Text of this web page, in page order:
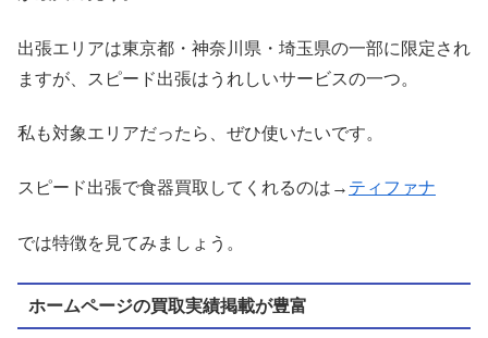
出張エリアは東京都・神奈川県・埼玉県の一部に限定され
ますが、スピード出張はうれしいサービスの一つ。
私も対象エリアだったら、ぜひ使いたいです。
スピード出張で食器買取してくれるのは→ ティファナ
では特徴を見てみましょう。
ホームページの買取実績掲載が豊富